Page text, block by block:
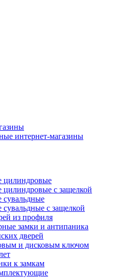
интернет-магазины
цилиндровые
цилиндровые с защелкой
сувальдные
сувальдные с защелкой
из профиля
замки и антипаника
дверей
и дисковым ключом
к замкам